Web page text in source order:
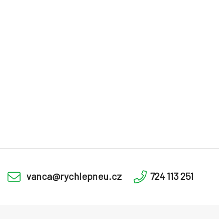
vanca@rychlepneu.cz 724 113 251